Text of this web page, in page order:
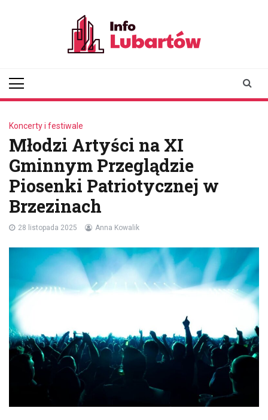
Koncerty i festiwale
Młodzi Artyści na XI
Gminnym Przeglądzie
Piosenki Patriotycznej w
Brzezinach
28 listopada 2025 Anna Kowalik